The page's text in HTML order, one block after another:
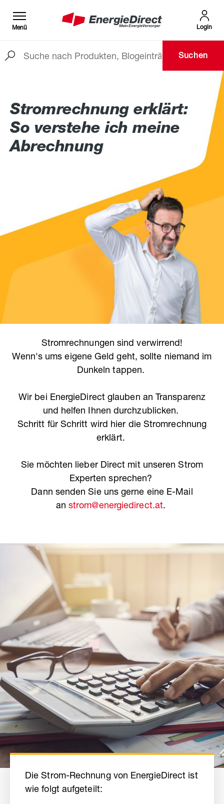
Menü
Suchen
Login
Stromrechnung erklärt:
So verstehe ich meine
Abrechnung
Stromrechnungen sind verwirrend!
Wenn's ums eigene Geld geht, sollte niemand im
Dunkeln tappen.
Wir bei EnergieDirect glauben an Transparenz
und helfen Ihnen durchzublicken.
Schritt für Schritt wird hier die Stromrechnung
erklärt.
Sie möchten lieber Direct mit unseren Strom
Experten sprechen?
Dann senden Sie uns gerne eine E-Mail
anstrom@energiedirect.at.
Die Strom-Rechnung von EnergieDirect ist
wie folgt aufgeteilt: